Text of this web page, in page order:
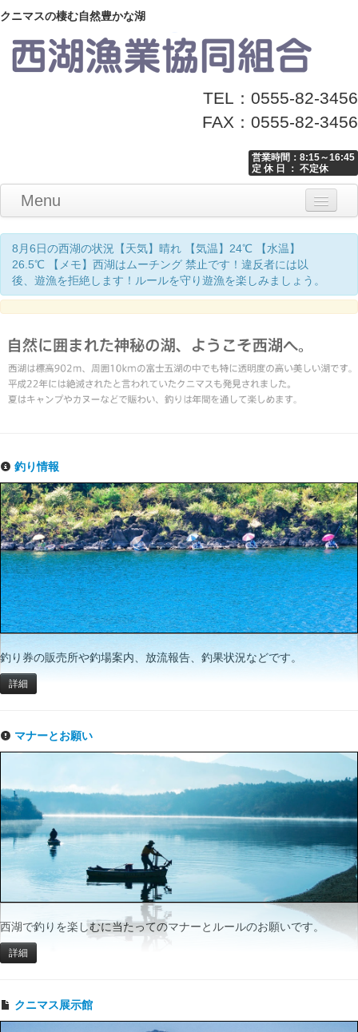
クニマスの棲む自然豊かな湖
TEL：0555-82-3456
FAX：0555-82-3456
営業時間：8:15～16:45
定 休 日 ： 不定休
Menu
Home
釣り情報
マナーとお願い
クニマス展示館
漁協からのお知らせ
お問い合わせ
8月6日の西湖の状況【天気】晴れ 【気温】24℃ 【水温】
26.5℃ 【メモ】西湖はムーチング 禁止です！違反者には以
後、遊漁を拒絶します！ルールを守り遊漁を楽しみましょう。
釣り情報
釣り券の販売所や釣場案内、放流報告、釣果状況などです。
詳細
マナーとお願い
西湖で釣りを楽しむに当たってのマナーとルールのお願いです。
詳細
クニマス展示館